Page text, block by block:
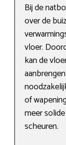
Bij de
over de
vloer.
kan de
of
meer
scheuren.